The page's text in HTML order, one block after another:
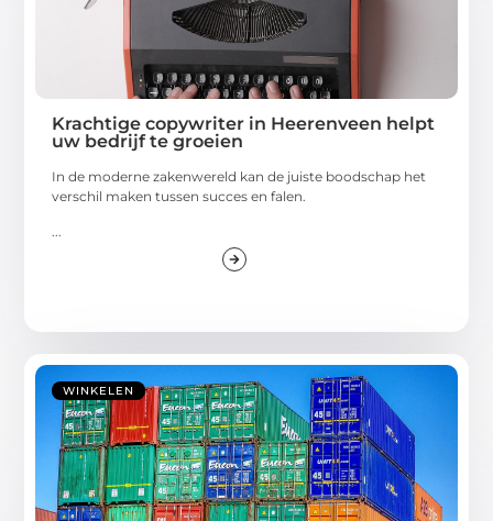
Krachtige copywriter in Heerenveen helpt
uw bedrijf te groeien
In de moderne zakenwereld kan de juiste boodschap het
verschil maken tussen succes en falen.
...
WINKELEN